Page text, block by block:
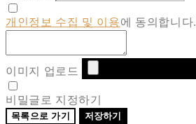
개인정보 수집 및 이용에 동의합니다.
이미지 업로드
비밀글로 지정하기
목록으로 가기 저장하기